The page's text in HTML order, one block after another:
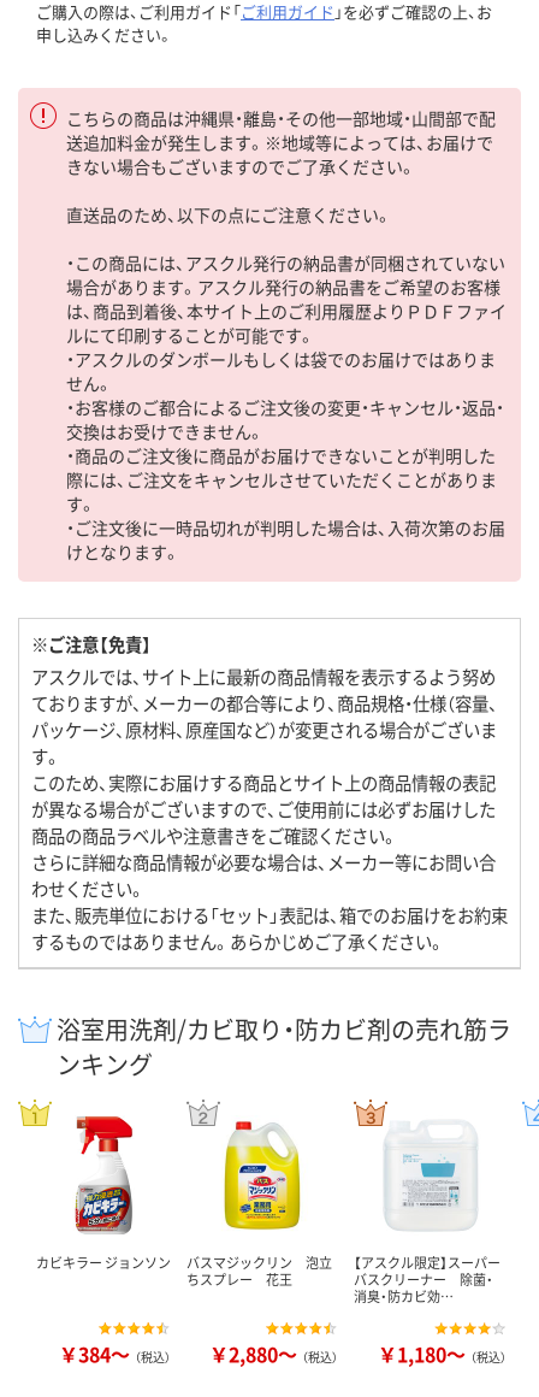
ご購入の際は、ご利用ガイド「ご利用ガイド 」を必ずご確認の上、お
申し込みください。
こちらの商品は沖縄県・離島・その他一部地域・山間部で配
送追加料金が発生します。※地域等によっては、お届けで
きない場合もございますのでご了承ください。
直送品のため、以下の点にご注意ください。
・この商品には、アスクル発行の納品書が同梱されていない
場合があります。アスクル発行の納品書をご希望のお客様
は、商品到着後、本サイト上のご利用履歴よりＰＤＦファイ
ルにて印刷することが可能です。
・アスクルのダンボールもしくは袋でのお届けではありま
せん。
・お客様のご都合によるご注文後の変更・キャンセル・返品・
交換はお受けできません。
・商品のご注文後に商品がお届けできないことが判明した
際には、ご注文をキャンセルさせていただくことがありま
す。
・ご注文後に一時品切れが判明した場合は、入荷次第のお届
けとなります。
※ご注意【免責】
アスクルでは、サイト上に最新の商品情報を表示するよう努め
ておりますが、メーカーの都合等により、商品規格・仕様（容量、
パッケージ、原材料、原産国など）が変更される場合がございま
す。
このため、実際にお届けする商品とサイト上の商品情報の表記
が異なる場合がございますので、ご使用前には必ずお届けした
商品の商品ラベルや注意書きをご確認ください。
さらに詳細な商品情報が必要な場合は、メーカー等にお問い合
わせください。
また、販売単位における「セット」表記は、箱でのお届けをお約束
するものではありません。あらかじめご了承ください。
浴室用洗剤/カビ取り・防カビ剤の売れ筋ラ
ンキング
カビキラー ジョンソン
￥384～ （税込）
バスマジックリン 泡立
ちスプレー 花王
￥2,880～ （税込）
【アスクル限定】スーパー
バスクリーナー 除菌・
消臭・防カビ効…
￥1,180～ （税込）